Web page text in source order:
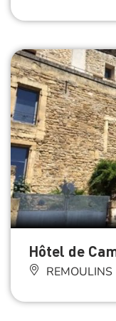
Hôtel de
REMOULINS